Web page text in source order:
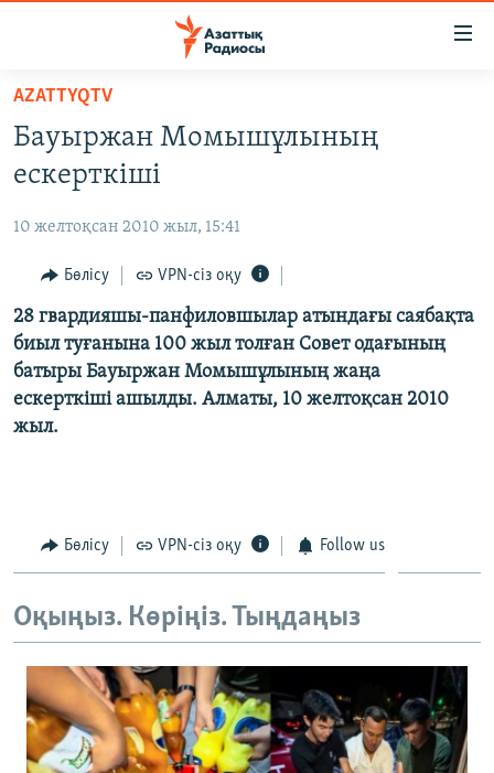
Skip
main
content
to
Navigation
Skip
to
Search
САЯСАТ
AZATTYQTV
ҚАҢТАР ОҚИҒАСЫ
АДАМ ҚҰҚЫҚТАРЫ
ӘЛЕУМЕТ
ӘЛЕМ
АРНАЙЫ ЖОБАЛАР
Басқа тілдерде
AZATTYQTV
Бауыржан Момышұлының
ескерткіші
10 желтоқсан 2010 жыл, 15:41
Бөлісу VPN-сіз оқу
28 гвардияшы-панфиловшылар атындағы саябақта
биыл туғанына 100 жыл толған Совет одағының
батыры Бауыржан Момышұлының жаңа
ескерткіші ашылды. Алматы, 10 желтоқсан 2010
жыл.
Бөлісу VPN-сіз оқу Follow us
Оқыңыз. Көріңіз. Тыңдаңыз